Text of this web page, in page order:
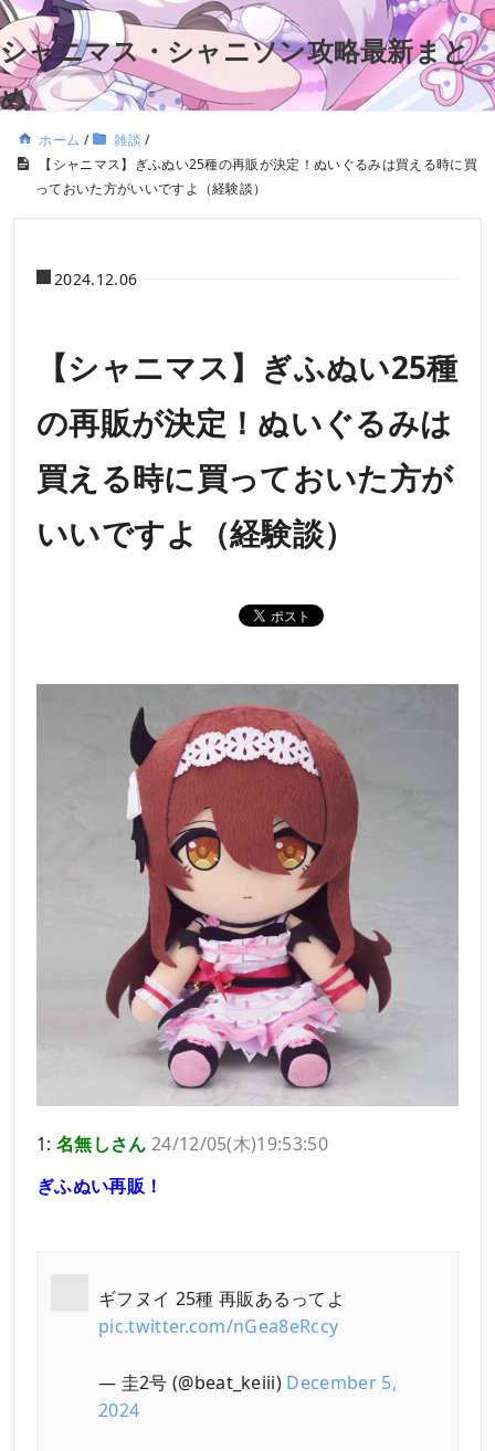
シャニマス・シャニソン攻略最新まと
め
ホーム / 雑談 /
【シャニマス】ぎふぬい25種の再販が決定！ぬいぐるみは買える時に買
っておいた方がいいですよ（経験談）
2024.12.06
【シャニマス】ぎふぬい25種
の再販が決定！ぬいぐるみは
買える時に買っておいた方が
いいですよ（経験談）
1: 名無しさん 24/12/05(木)19:53:50
ぎふぬい再販！
ギフヌイ 25種 再販あるってよ
pic.twitter.com/nGea8eRccy
— 圭2号 (@beat_keiii) December 5,
2024